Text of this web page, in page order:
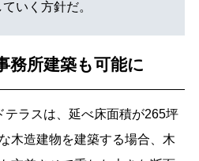
いく方針だ。
務所建築も可能に
ラスは、延べ床面積が265坪
木造建物を建築する場合、木